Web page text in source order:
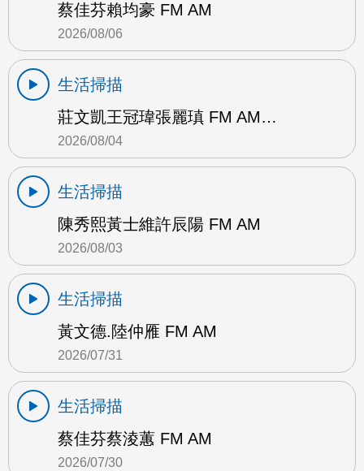
蔡佳芬賴均豪 FM AM
2026/08/06
生活掃描
莊文凱王冠瑋張麗瑱 FM AM…
2026/08/04
生活掃描
陳秀熙黃士維許辰陽 FM AM
2026/08/03
生活掃描
黃文德.陸仲雁 FM AM
2026/07/31
生活掃描
蔡佳芬蔡淩蕙 FM AM
2026/07/30